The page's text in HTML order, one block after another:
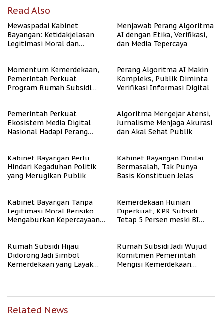
Read Also
Mewaspadai Kabinet
Bayangan: Ketidakjelasan
Legitimasi Moral dan
Menjawab Perang Algoritma
AI dengan Etika, Verifikasi,
dan Media Tepercaya
Momentum Kemerdekaan,
Pemerintah Perkuat
Program Rumah Subsidi
Perang Algoritma AI Makin
Kompleks, Publik Diminta
Verifikasi Informasi Digital
Pemerintah Perkuat
Ekosistem Media Digital
Nasional Hadapi Perang
Algoritma Mengejar Atensi,
Jurnalisme Menjaga Akurasi
dan Akal Sehat Publik
Kabinet Bayangan Perlu
Hindari Kegaduhan Politik
yang Merugikan Publik
Kabinet Bayangan Dinilai
Bermasalah, Tak Punya
Basis Konstituen Jelas
Kabinet Bayangan Tanpa
Legitimasi Moral Berisiko
Mengaburkan Kepercayaan
Kemerdekaan Hunian
Diperkuat, KPR Subsidi
Tetap 5 Persen meski BI
Rumah Subsidi Hijau
Didorong Jadi Simbol
Kemerdekaan yang Layak
Rumah Subsidi Jadi Wujud
Komitmen Pemerintah
Mengisi Kemerdekaan
Related News